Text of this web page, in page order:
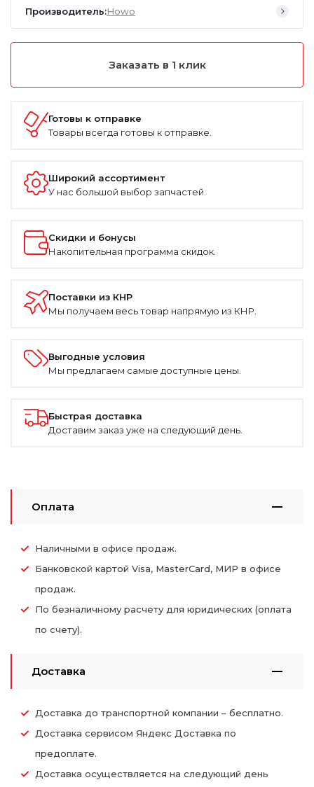
Производитель:Howo
Заказать в 1 клик
Готовы к отправке
Товары всегда готовы к отправке.
Широкий ассортимент
У нас большой выбор запчастей.
Скидки и бонусы
Накопительная программа скидок.
Поставки из КНР
Мы получаем весь товар напрямую из КНР.
Выгодные условия
Мы предлагаем самые доступные цены.
Быстрая доставка
Доставим заказ уже на следующий день.
Оплата
Наличными в офисе продаж.
Банковской картой Visa, MasterCard, МИР в офисе
продаж.
По безналичному расчету для юридических (оплата
по счету).
Доставка
Доставка до транспортной компании – бесплатно.
Доставка сервисом Яндекс Доставка по
предоплате.
Доставка осуществляется на следующий день